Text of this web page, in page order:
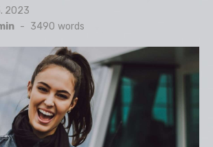
2023
- 3490 words